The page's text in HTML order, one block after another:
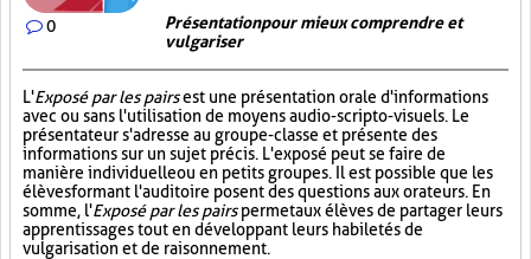
0
Présentation pour mieux comprendre et
vulgariser
L'Exposé par les pairsest une présentation orale d'informations
avec ou sans l'utilisation de moyens audio-scripto-visuels. Le
présentateur s'adresse au groupe-classe et présente des
informations sur un sujet précis. L'exposé peut se faire de
manière individuelle ou en petits groupes. Il est possible que les
élèves formant l'auditoire posent des questions aux orateurs. En
somme, l'Exposé par les pairspermet aux élèves de partager leurs
apprentissages tout en développant leurs habiletés de
vulgarisation et de raisonnement.